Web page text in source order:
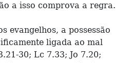
a isso comprova a regra.
evangelhos, a possessão
ligada ao mal
30; Lc 7.33; Jo 7.20;